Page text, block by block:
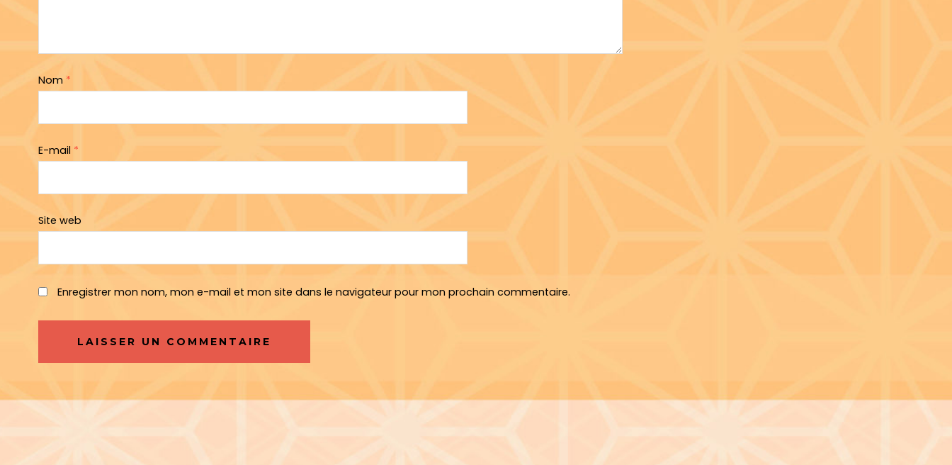
Nom *
E-mail *
Site web
Enregistrer mon nom, mon e-mail et mon site dans le navigateur pour mon prochain commentaire.